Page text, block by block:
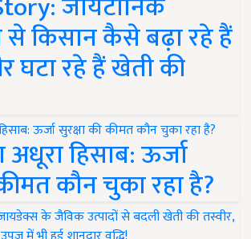
से किसान कैसे बढ़ा रहे हैं
घटा रहे हैं खेती की
हिसाब: ऊर्जा
कौन चुका रहा है?